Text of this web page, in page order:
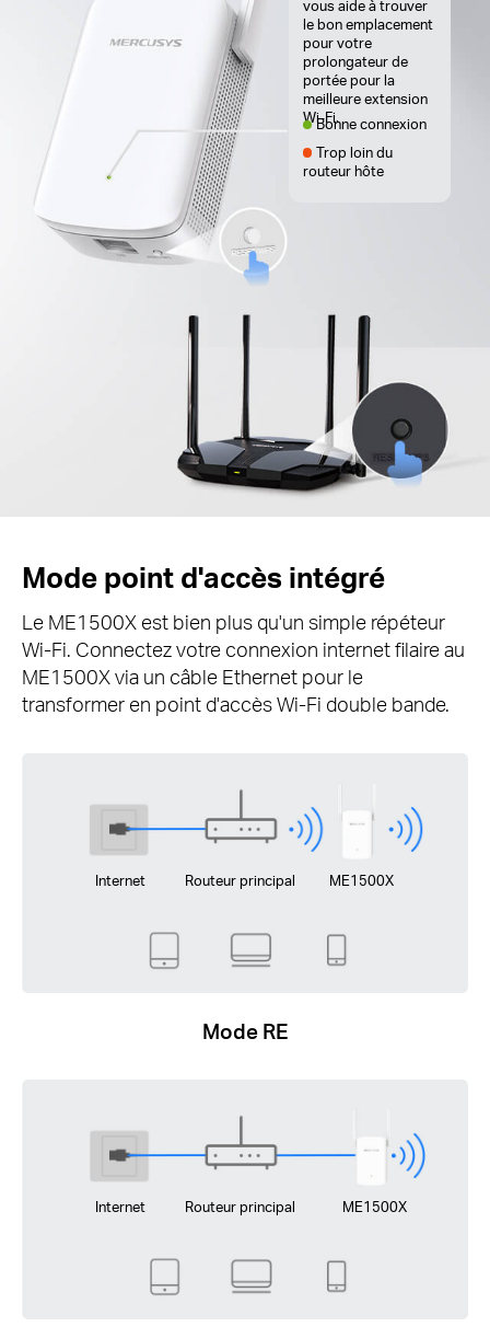
vous aide à trouver
le bon emplacement
pour votre
prolongateur de
portée pour la
meilleure extension
Wi-Fi.
Bonne connexion
Trop loin du
routeur hôte
Mode point d'accès intégré
Le ME1500X est bien plus qu'un simple répéteur
Wi-Fi. Connectez votre connexion internet filaire au
ME1500X via un câble Ethernet pour le
transformer en point d'accès Wi-Fi double bande.
Internet Routeur principal ME1500X
Mode RE
Internet Routeur principal ME1500X